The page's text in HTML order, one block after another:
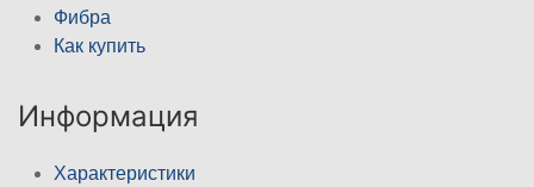
Фибра
Как купить
Информация
Характеристики